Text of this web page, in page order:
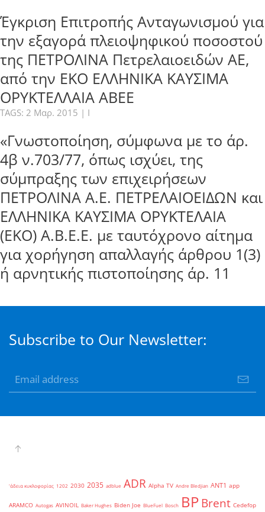
Έγκριση Επιτροπής Ανταγωνισμού για
την εξαγορά πλειοψηφικού ποσοστού
της ΠΕΤΡΟΛΙΝΑ Πετρελαιοειδών ΑΕ,
από την ΕΚΟ ΕΛΛΗΝΙΚΑ ΚΑΥΣΙΜΑ
ΟΡΥΚΤΕΛΛΑΙΑ ΑΒΕΕ
TAGS: 2 Μαρ. 2015 | I
«Γνωστοποίηση, σύμφωνα με το άρ.
4β ν.703/77, όπως ισχύει, της
σύμπραξης των επιχειρήσεων
ΠΕΤΡΟΛΙΝΑ Α.Ε. ΠΕΤΡΕΛΑΙΟΕΙΔΩΝ και
ΕΛΛΗΝΙΚΑ ΚΑΥΣΙΜΑ ΟΡΥΚΤΕΛΑΙΑ
(ΕΚΟ) Α.Β.Ε.Ε. με ταυτόχρονο αίτημα
για χορήγηση απαλλαγής άρθρου 1(3)
ή αρνητικής πιστοποίησης άρ. 11
Subscribe to Our Newsletter:
'άδεια κυκλοφορίας 1202 2030 2035 adblue ADR Alpha TV Andre Bledjian ANT1 app
ARAMCO Autogas AVINOIL Baker Hughes Biden Joe BlueFuel Bosch BPBrent Cedefop